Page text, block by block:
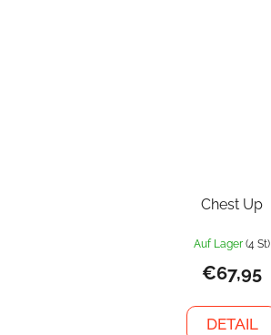
Chest Up
Auf Lager(4 St)
€67,95
DETAIL